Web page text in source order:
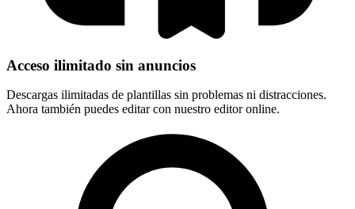
Acceso ilimitado sin anuncios
Descargas ilimitadas de plantillas sin problemas ni distracciones.
Ahora también puedes editar con nuestro editor online.